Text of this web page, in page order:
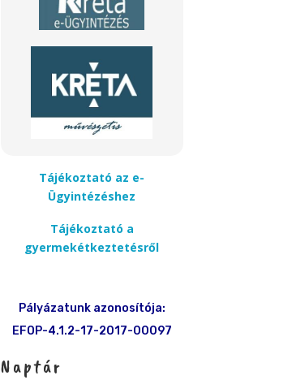
Tájékoztató az e-
Ügyintézéshez
Tájékoztató a
gyermekétkeztetésről
Pályázatunk azonosítója:
EFOP-4.1.2-17-2017-00097
Naptár